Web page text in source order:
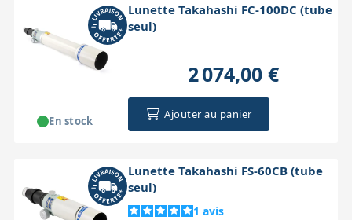
Lunette Takahashi FC-100DC (tube
seul)
2 074,00 €
Ajouter au panier
En stock
Lunette Takahashi FS-60CB (tube
seul)
1 avis